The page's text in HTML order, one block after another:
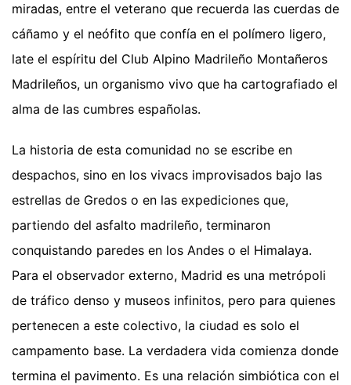
miradas, entre el veterano que recuerda las cuerdas de
cáñamo y el neófito que confía en el polímero ligero,
late el espíritu del Club Alpino Madrileño Montañeros
Madrileños, un organismo vivo que ha cartografiado el
alma de las cumbres españolas.
La historia de esta comunidad no se escribe en
despachos, sino en los vivacs improvisados bajo las
estrellas de Gredos o en las expediciones que,
partiendo del asfalto madrileño, terminaron
conquistando paredes en los Andes o el Himalaya.
Para el observador externo, Madrid es una metrópoli
de tráfico denso y museos infinitos, pero para quienes
pertenecen a este colectivo, la ciudad es solo el
campamento base. La verdadera vida comienza donde
termina el pavimento. Es una relación simbiótica con el